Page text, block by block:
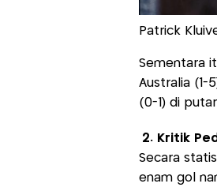
Patrick
Sementara
Australia (1-
(0-1) di
2. Kritik
Secara
enam gol